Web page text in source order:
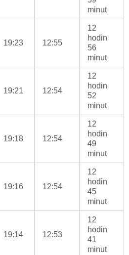
minut
19:23 12:55
12
hodin
56
minut
19:21 12:54
12
hodin
52
minut
19:18 12:54
12
hodin
49
minut
19:16 12:54
12
hodin
45
minut
19:14 12:53
12
hodin
41
minut